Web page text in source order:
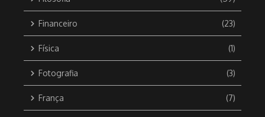
Financeiro (23)
Física (1)
Fotografia (3)
França (7)